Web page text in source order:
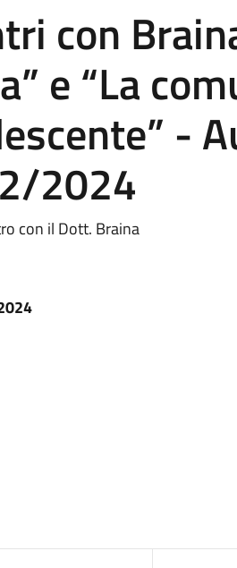
con
e “La
-
2024
con il Dott. Braina